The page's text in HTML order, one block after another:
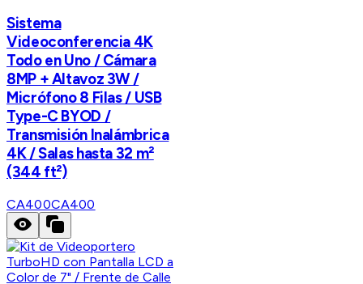
Sistema
Videoconferencia 4K
Todo en Uno / Cámara
8MP + Altavoz 3W /
Micrófono 8 Filas / USB
Type-C BYOD /
Transmisión Inalámbrica
4K / Salas hasta 32 m²
(344 ft²)
CA400CA400